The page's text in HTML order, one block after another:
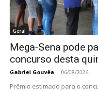
Geral
Mega-Sena pode
concurso desta
Gabriel Gouvêa - 06/08/2026
Prêmio estimado para o